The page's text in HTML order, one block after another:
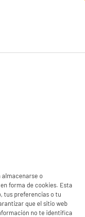
header-icon-text
account
DEPOT PARA
almacenarse o
forma de cookies. Esta
tus preferencias o tu
que el sitio web
no te identifica